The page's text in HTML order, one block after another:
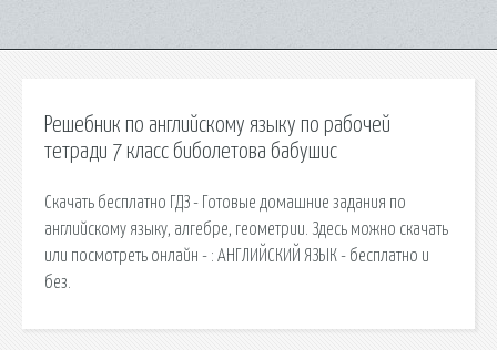
Решебник по английскому языку по рабочей
тетради 7 класс биболетова бабушис
Скачать бесплатно ГДЗ - Готовые домашние задания по
английскому языку, алгебре, геометрии. Здесь можно скачать
или посмотреть онлайн - : АНГЛИЙСКИЙ ЯЗЫК - бесплатно и
без.